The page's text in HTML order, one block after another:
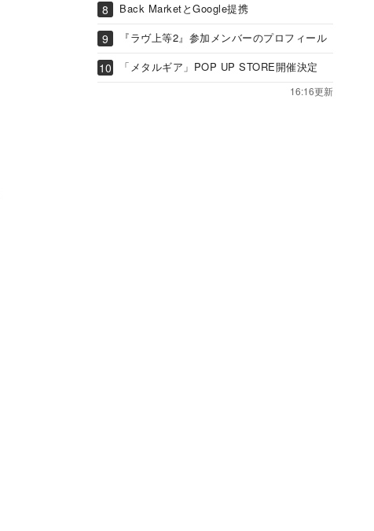
Back MarketとGoogle提携
『ラヴ上等2』参加メンバーのプロフィール
「メタルギア」POP UP STORE開催決定
16:16更新